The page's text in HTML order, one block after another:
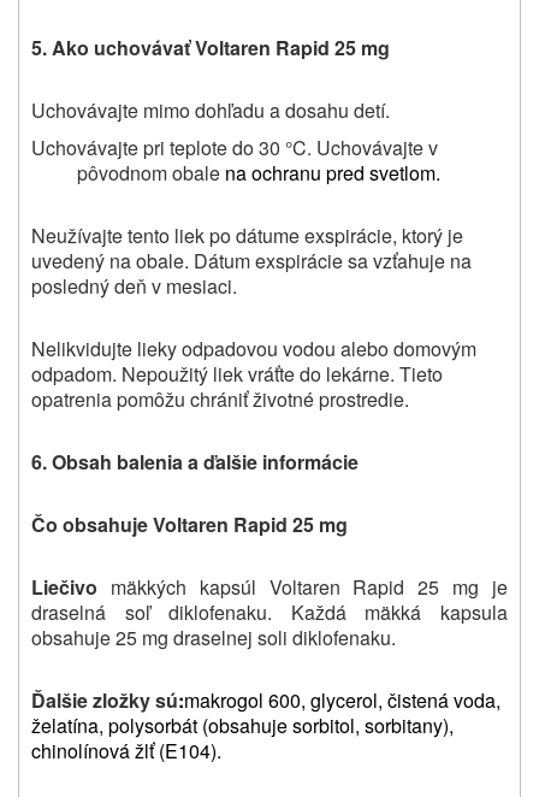
5.Ako uchovávať Voltaren Rapid 25 mg
Uchovávajte mimo dohľadu a dosahu detí.
Uchovávajte pri teplote do 30 °C. Uchovávajte v
pôvodnom obale na ochranu pred svetlom.
Neužívajte tento liek po dátume exspirácie, ktorý je
uvedený na obale. Dátum exspirácie sa vzťahuje na
posledný deň v mesiaci.
Nelikvidujte lieky odpadovou vodou alebo domovým
odpadom. Nepoužitý liek vráťte do lekárne. Tieto
opatrenia pomôžu chrániť životné prostredie.
6.Obsah balenia a ďalšie informácie
Čo obsahuje Voltaren Rapid 25 mg
Liečivo mäkkých kapsúl Voltaren Rapid 25 mg je
draselná soľ diklofenaku. Každá mäkká kapsula
obsahuje 25 mg draselnej soli diklofenaku.
Ďalšie zložky sú:makrogol 600, glycerol, čistená voda,
želatína, polysorbát (obsahuje sorbitol, sorbitany),
chinolínová žlť (E104).